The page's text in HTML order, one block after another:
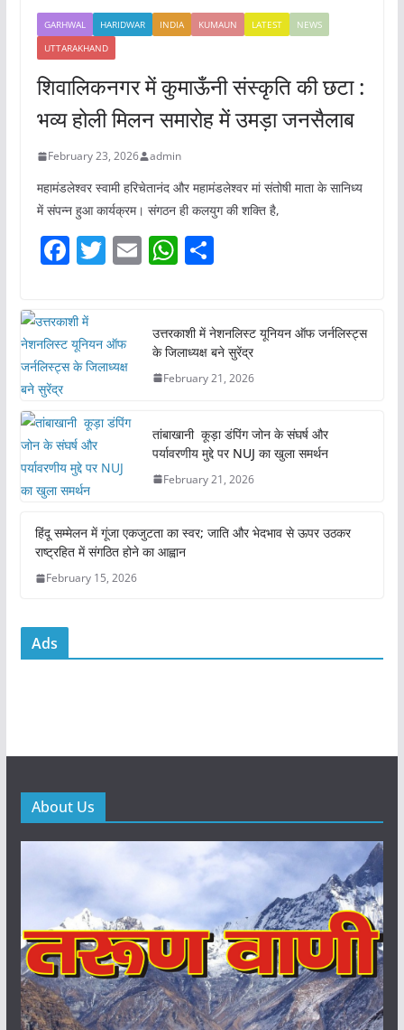
GARHWAL HARIDWAR INDIA KUMAUN LATEST
NEWS
UTTARAKHAND
शिवालिकनगर में कुमाऊँनी संस्कृति की छटा :
भव्य होली मिलन समारोह में उमड़ा जनसैलाब
February 23, 2026 admin
महामंडलेश्वर स्वामी हरिचेतानंद और महामंडलेश्वर मां संतोषी माता के सानिध्य
में संपन्न हुआ कार्यक्रम। संगठन ही कलयुग की शक्ति है,
F
c
e
b
o
k
T
er
E W
s
A
p
p
S
e
उत्तरकाशी में नेशनलिस्ट यूनियन ऑफ जर्नलिस्ट्स
के जिलाध्यक्ष बने सुरेंद्र
February 21, 2026
तांबाखानी कूड़ा डंपिंग जोन के संघर्ष और
पर्यावरणीय मुद्दे पर NUJ का खुला समर्थन
February 21, 2026
हिंदू सम्मेलन में गूंजा एकजुटता का स्वर; जाति और भेदभाव से ऊपर उठकर
राष्ट्रहित में संगठित होने का आह्वान
February 15, 2026
Ads
About Us